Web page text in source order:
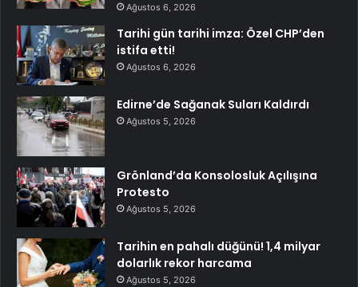
Ağustos 6, 2026
Tarihi gün tarihi imza: Özel CHP’den
istifa etti!
Ağustos 6, 2026
Edirne’de Sağanak Suları Kaldırdı
Ağustos 5, 2026
Grönland’da Konsolosluk Açılışına
Protesto
Ağustos 5, 2026
Tarihin en pahalı düğünü! 1,4 milyar
dolarlık rekor harcama
Ağustos 5, 2026